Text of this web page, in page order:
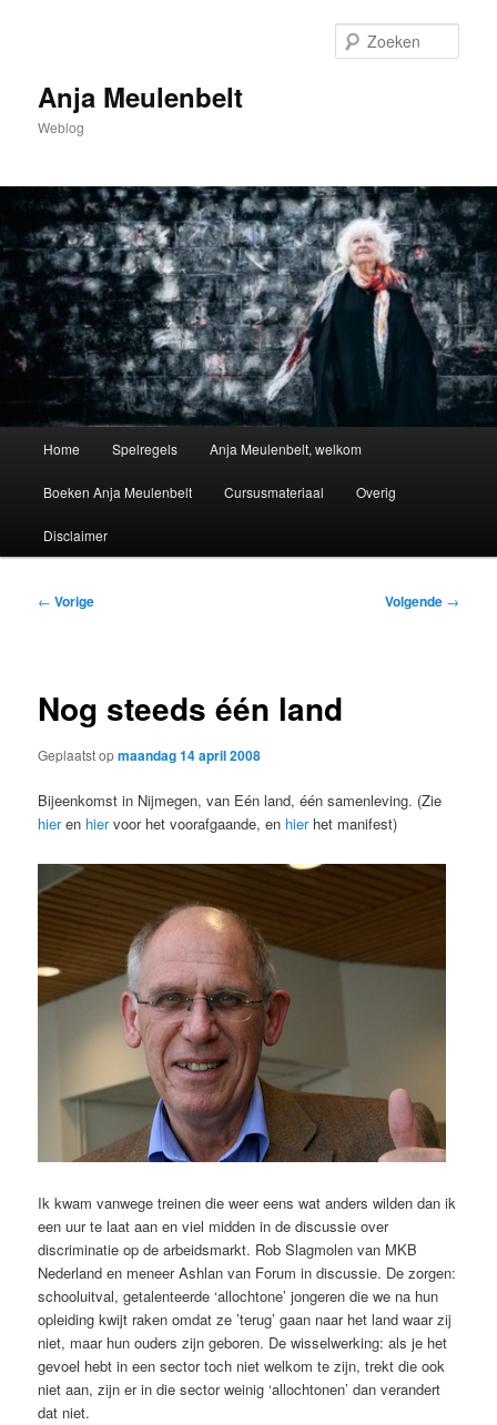
inhoudAnja Meulenbelt
Weblog
Home Spelregels Anja Meulenbelt, welkom
Boeken Anja Meulenbelt Cursusmateriaal Overig
Disclaimer
Bericht
← Vorige Volgende →
Nog steeds één land
Geplaatst opmaandag 14 april 2008
Bijeenkomst in Nijmegen, van Eén land, één samenleving. (Zie
hieren hiervoor het voorafgaande, en hierhet manifest)
Ik kwam vanwege treinen die weer eens wat anders wilden dan ik
een uur te laat aan en viel midden in de discussie over
discriminatie op de arbeidsmarkt. Rob Slagmolen van MKB
Nederland en meneer Ashlan van Forum in discussie. De zorgen:
schooluitval, getalenteerde ‘allochtone’ jongeren die we na hun
opleiding kwijt raken omdat ze ’terug’ gaan naar het land waar zij
niet, maar hun ouders zijn geboren. De wisselwerking: als je het
gevoel hebt in een sector toch niet welkom te zijn, trekt die ook
niet aan, zijn er in die sector weinig ‘allochtonen’ dan verandert
dat niet.